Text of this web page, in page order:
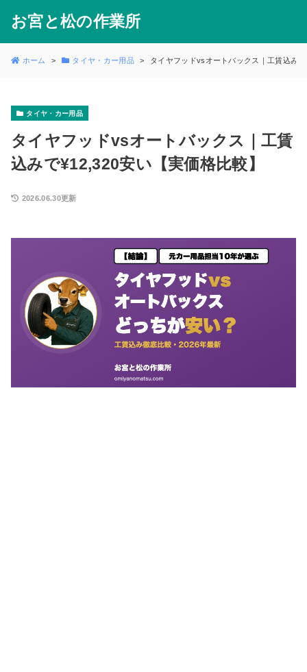
お宮と松の作業所
ホーム タイヤ・カー用品 タイヤフッドvsオートバックス｜工賃込み
タイヤ・カー用品
タイヤフッドvsオートバックス｜工賃
込みで¥12,320安い【実価格比較】
2026.06.30更新